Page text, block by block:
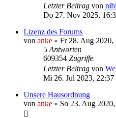
Letzter Beitrag von
Do 27. Nov 2025,
Lizenz des Forums
von anke » Fr 28. Aug 2020,
5 Antworten
609354 Zugriffe
Letzter Beitrag von
Mi 26. Jul 2023, 22:37
Unsere Hausordnung
von anke » So 23. Aug